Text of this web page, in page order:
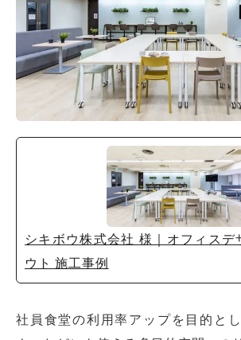
シキボウ株式会社 様｜オフィスデ
ウト 施工事例
社員食堂の利用率アップを目的と